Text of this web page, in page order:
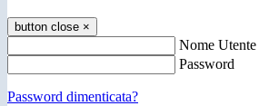
button close ×
Nome Utente
Password
Password dimenticata?